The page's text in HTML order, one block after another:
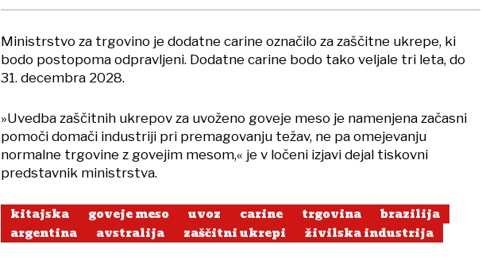
Ministrstvo za trgovino je dodatne carine označilo za zaščitne ukrepe, ki
bodo postopoma odpravljeni. Dodatne carine bodo tako veljale tri leta, do
31. decembra 2028.
»Uvedba zaščitnih ukrepov za uvoženo goveje meso je namenjena začasni
pomoči domači industriji pri premagovanju težav, ne pa omejevanju
normalne trgovine z govejim mesom,« je v ločeni izjavi dejal tiskovni
predstavnik ministrstva.
kitajska goveje meso uvoz carine trgovina
brazilija
argentina
avstralija zaščitni ukrepi živilska industrija